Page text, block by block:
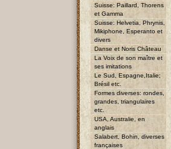
Suisse: Paillard, Thorens
et Gamma
Suisse: Helvetia, Phrynis,
Mikiphone, Esperanto et
divers
Danse et Noris Château
La Voix de son maître et
ses imitations
Le Sud, Espagne,Italie;
Brésil etc.
Formes diverses: rondes,
grandes, triangulaires
etc.
USA, Australie, en
anglais
Salabert, Bohin, diverses
françaises